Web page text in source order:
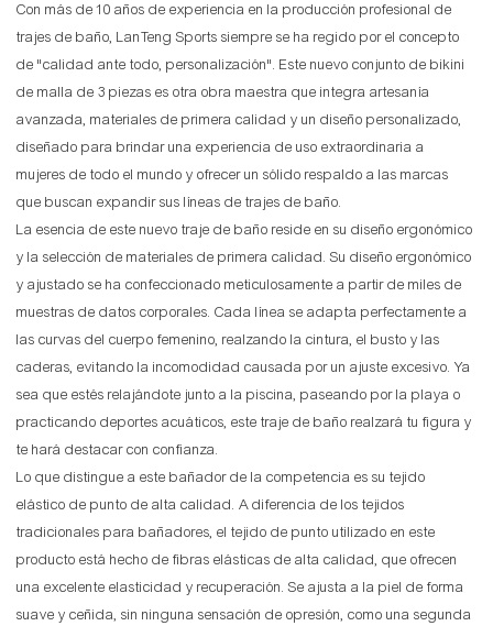
Con más de 10 años de experiencia en la producción profesional de
trajes de baño, LanTeng Sports siempre se ha regido por el concepto
de "calidad ante todo, personalización". Este nuevo conjunto de bikini
de malla de 3 piezas es otra obra maestra que integra artesanía
avanzada, materiales de primera calidad y un diseño personalizado,
diseñado para brindar una experiencia de uso extraordinaria a
mujeres de todo el mundo y ofrecer un sólido respaldo a las marcas
que buscan expandir sus líneas de trajes de baño.
La esencia de este nuevo traje de baño reside en su diseño ergonómico
y la selección de materiales de primera calidad. Su diseño ergonómico
y ajustado se ha confeccionado meticulosamente a partir de miles de
muestras de datos corporales. Cada línea se adapta perfectamente a
las curvas del cuerpo femenino, realzando la cintura, el busto y las
caderas, evitando la incomodidad causada por un ajuste excesivo. Ya
sea que estés relajándote junto a la piscina, paseando por la playa o
practicando deportes acuáticos, este traje de baño realzará tu figura y
te hará destacar con confianza.
Lo que distingue a este bañador de la competencia es su tejido
elástico de punto de alta calidad. A diferencia de los tejidos
tradicionales para bañadores, el tejido de punto utilizado en este
producto está hecho de fibras elásticas de alta calidad, que ofrecen
una excelente elasticidad y recuperación. Se ajusta a la piel de forma
suave y ceñida, sin ninguna sensación de opresión, como una segunda